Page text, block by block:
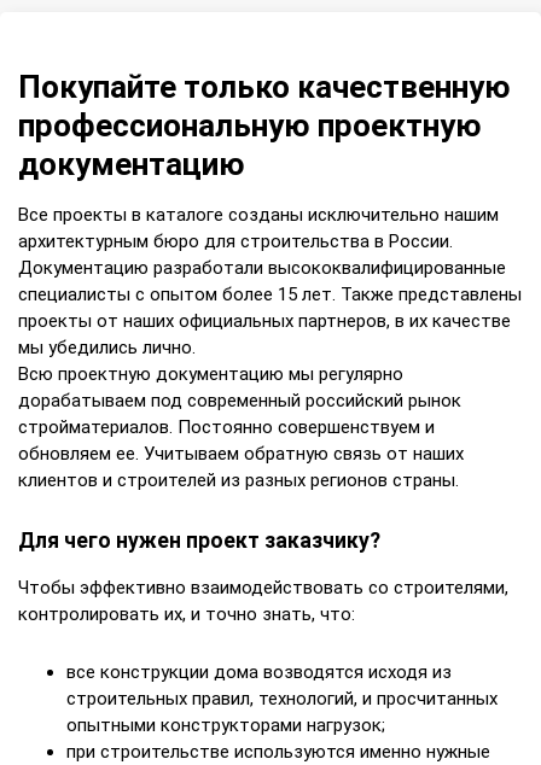
Покупайте только качественную
профессиональную проектную
документацию
Все проекты в каталоге созданы исключительно нашим
архитектурным бюро для строительства в России.
Документацию разработали высококвалифицированные
специалисты с опытом более 15 лет. Также представлены
проекты от наших официальных партнеров, в их качестве
мы убедились лично.
Всю проектную документацию мы регулярно
дорабатываем под современный российский рынок
стройматериалов. Постоянно совершенствуем и
обновляем ее. Учитываем обратную связь от наших
клиентов и строителей из разных регионов страны.
Для чего нужен проект заказчику?
Чтобы эффективно взаимодействовать со строителями,
контролировать их, и точно знать, что:
все конструкции дома возводятся исходя из
строительных правил, технологий, и просчитанных
опытными конструкторами нагрузок;
при строительстве используются именно нужные